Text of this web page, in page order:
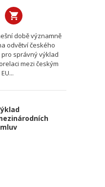
době významně
odvětví českého
správný výklad
mezi českým